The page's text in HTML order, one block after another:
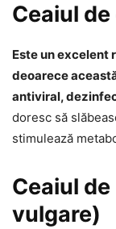
Ceaiul
Este un excelent
deoarece
antiviral,
doresc să
stimulează
Ceaiul
vulgare)